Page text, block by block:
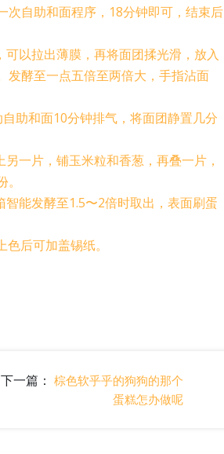
次自助和面程序，18分钟即可，结束后
以拉出薄膜，再将面团揉光滑，放入
发酵至一点五倍至两倍大，手指沾面
助和面10分钟排气，将面团静置几分
一片，铺玉米粒和香葱，再叠一片，
能发酵至1.5〜2倍时取出，表面刷蛋
后可加盖锡纸。
下一篇： 棕色软乎乎的狗狗的那个
蛋糕怎办做呢